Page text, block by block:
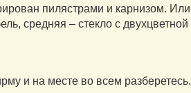
пилястрами и карнизом. Или
средняя – стекло с двухцветной
и на месте во всем разберетесь.